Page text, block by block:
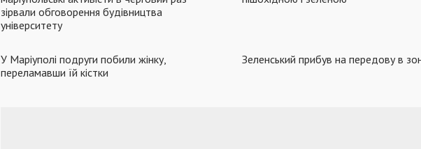
зірвали обговорення будівництва
університету
У Маріуполі подруги побили жінку,
переламавши їй кістки
Зеленський прибув на передову в